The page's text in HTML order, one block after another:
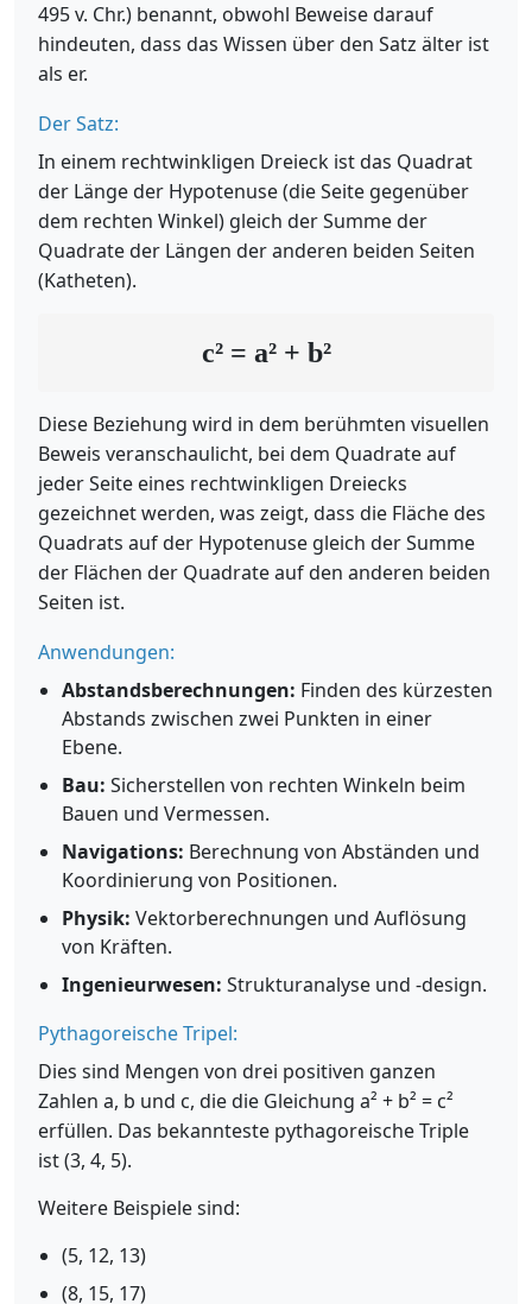
495 v. Chr.) benannt, obwohl Beweise darauf
hindeuten, dass das Wissen über den Satz älter ist
als er.
Der Satz:
In einem rechtwinkligen Dreieck ist das Quadrat
der Länge der Hypotenuse (die Seite gegenüber
dem rechten Winkel) gleich der Summe der
Quadrate der Längen der anderen beiden Seiten
(Katheten).
c² = a² + b²
Diese Beziehung wird in dem berühmten visuellen
Beweis veranschaulicht, bei dem Quadrate auf
jeder Seite eines rechtwinkligen Dreiecks
gezeichnet werden, was zeigt, dass die Fläche des
Quadrats auf der Hypotenuse gleich der Summe
der Flächen der Quadrate auf den anderen beiden
Seiten ist.
Anwendungen:
Abstandsberechnungen: Finden des kürzesten
Abstands zwischen zwei Punkten in einer
Ebene.
Bau: Sicherstellen von rechten Winkeln beim
Bauen und Vermessen.
Navigations: Berechnung von Abständen und
Koordinierung von Positionen.
Physik: Vektorberechnungen und Auflösung
von Kräften.
Ingenieurwesen: Strukturanalyse und -design.
Pythagoreische Tripel:
Dies sind Mengen von drei positiven ganzen
Zahlen a, b und c, die die Gleichung a² + b² = c²
erfüllen. Das bekannteste pythagoreische Triple
ist (3, 4, 5).
Weitere Beispiele sind:
(5, 12, 13)
(8, 15, 17)